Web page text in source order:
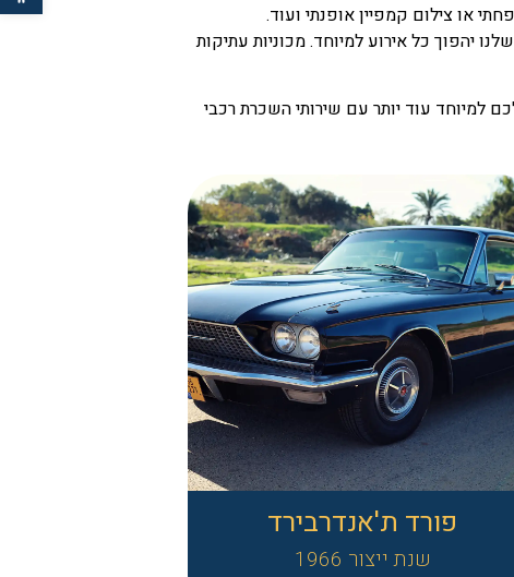
או צילום קמפיין אופנתי ועוד.
יהפוך כל אירוע למיוחד. מכוניות עתיקות
למיוחד עוד יותר עם שירותי השכרת רכבי
פורד ת'אנדרבירד
שנת ייצור 1966